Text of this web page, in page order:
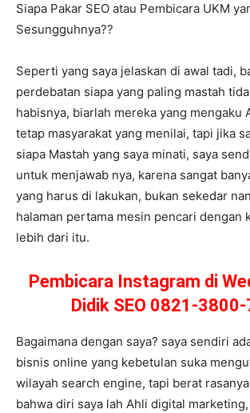
Siapa Pakar SEO atau Pembicara UKM
Sesungguhnya??
Seperti yang saya jelaskan di awal tadi,
perdebatan siapa yang paling mastah
habisnya, biarlah mereka yang mengaku
tetap masyarakat yang menilai, tapi jika
siapa Mastah yang saya minati, saya
untuk menjawab nya, karena sangat
yang harus di lakukan, bukan sekedar
halaman pertama mesin pencari dengan
lebih dari itu.
Pembicara Instagram di
Didik SEO 0821-
Bagaimana dengan saya? saya sendiri
bisnis online yang kebetulan suka
wilayah search engine, tapi berat
bahwa diri saya lah Ahli digital